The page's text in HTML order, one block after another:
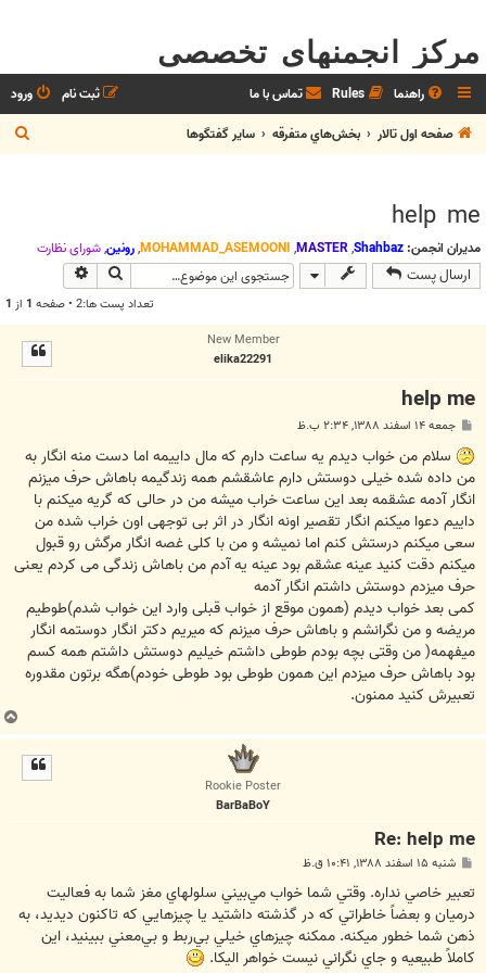
مرکز انجمنهای تخصصی
راهنما Rules تماس با ما ورود
ثبت نام
صفحه اول تالار
بخش‌‌هاي متفرقه ساير گفتگوها
س
help me
مدیران انجمن: Shahbaz
,
MASTER
,
MOHAMMAD_ASEMOONI
,رونین,شوراي نظارت
ارسال پست جستجو
تعداد پست ها:2 • صفحه 1 از 1
New Member
elika22291
help me
ت
جمعه ۱۴ اسفند ۱۳۸۸, ۲:۳۴ ب.ظ
سلام من خواب دیدم یه ساعت دارم که مال داییمه اما دست منه انگار به
من داده شده خیلی دوستش دارم عاشقشم همه زندگیمه باهاش حرف میزنم
انگار آدمه عشقمه بعد این ساعت خراب میشه من در حالی که گریه میکنم با
داییم دعوا میکنم انگار تقصیر اونه انگار در اثر بی توجهی اون خراب شده من
سعی میکنم درستش کنم اما نمیشه و من با کلی غصه انگار مرگش رو قبول
میکنم دقت کنید عینه عشقم بود عینه یه آدم من باهاش زندگی می کردم یعنی
حرف میزدم دوستش داشتم انگار آدمه
کمی بعد خواب دیدم (همون موقع از خواب قبلی وارد این خواب شدم)طوطیم
مریضه و من نگرانشم و باهاش حرف میزنم که میریم دکتر انگار دوستمه انگار
میفهمه( من وقتی بچه بودم طوطی داشتم خیلیم دوستش داشتم همه کسم
بود باهاش حرف میزدم این همون طوطی بود طوطی خودم)هگه برتون مقدوره
تعبیرش کنید ممنون.
Rookie Poster
BarBaBoY
Re: help me
ت
شنبه ۱۵ اسفند ۱۳۸۸, ۱۰:۴۱ ق.ظ
تعبير خاصي نداره. وقتي شما خواب مي‌بيني سلولهاي مغز شما به فعاليت
درميان و بعضاً خاطراتي كه در گذشته داشتيد يا چيزهايي كه تاكنون ديديد، به
ذهن شما خطور ميكنه. ممكنه چيزهاي خيلي بي‌ربط و بي‌معني ببينيد، اين
كاملاً طبيعيه و جاي نگراني نيست خواهر اليكا.